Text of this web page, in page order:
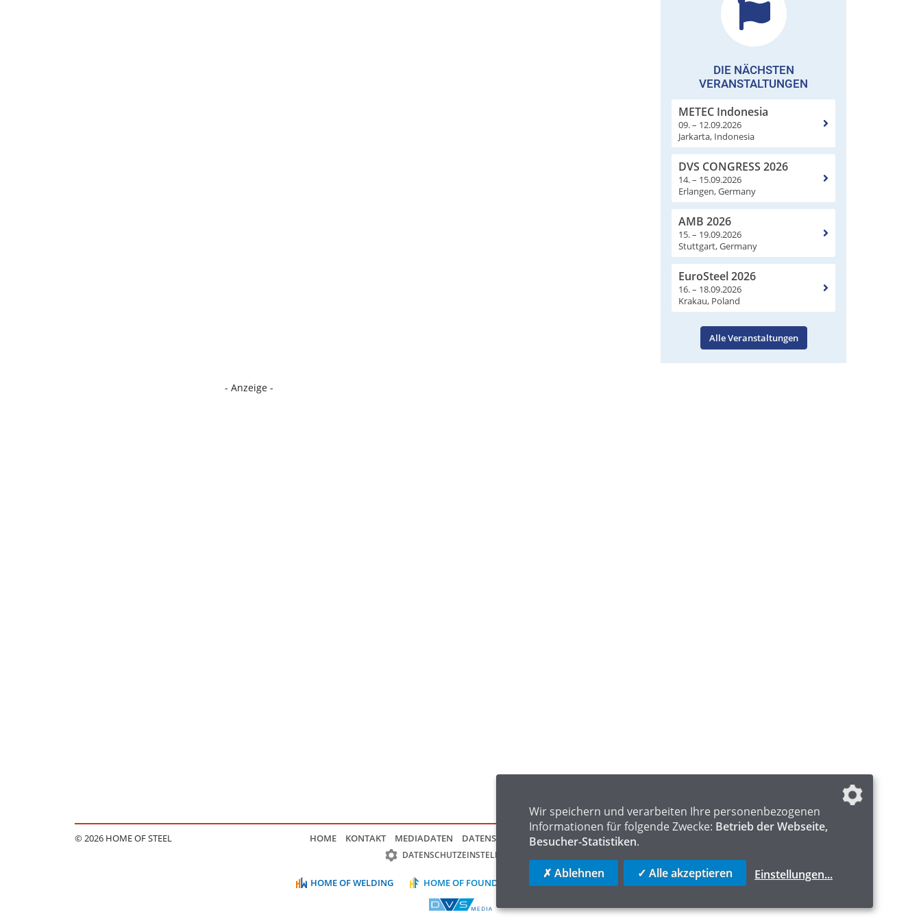
DIE NÄCHSTEN
VERANSTALTUNGEN
METEC Indonesia
09. – 12.09.2026
Jarkarta, Indonesia
DVS CONGRESS 2026
14. – 15.09.2026
Erlangen, Germany
AMB 2026
15. – 19.09.2026
Stuttgart, Germany
EuroSteel 2026
16. – 18.09.2026
Krakau, Poland
Alle Veranstaltungen
- Anzeige -
© 2026 HOME OF STEEL HOME KONTAKT MEDIADATEN DATENSCHUTZ IMPRESSUM FAQ
DATENSCHUTZEINSTELLUNGEN
HOME OF WELDING HOME OF FOUNDRY HOME OF LOGISTICS
Wir speichern und verarbeiten Ihre personenbezogenen
Informationen für folgende Zwecke: Betrieb der Webseite,
Besucher-Statistiken.
✗ Ablehnen ✓ Alle akzeptieren Einstellungen...